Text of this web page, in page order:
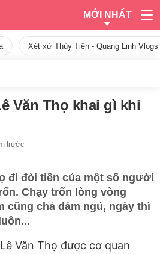
MỚI NHẤT
Xét xử Thùy Tiên - Quang Linh
Văn Thọ khai gì khi
trước
đi đòi tiền của một số người
Chạy trốn lòng vòng
cũng chả dám ngủ, ngày thì
Văn Thọ được cơ quan